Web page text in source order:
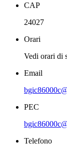
CAP
24027
Orari
Vedi orari di
Email
PEC
Telefono